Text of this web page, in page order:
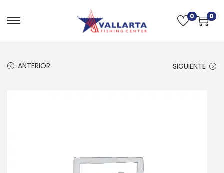
0 0
ANTERIOR SIGUIENTE